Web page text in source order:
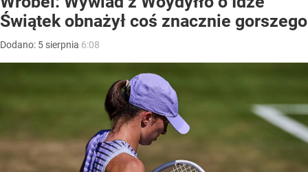
Świątek obnażył coś znacznie gorszego
Dodano: 5 sierpnia 6:08